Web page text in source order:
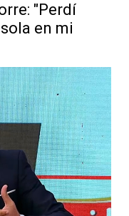
"Perdí
en mi